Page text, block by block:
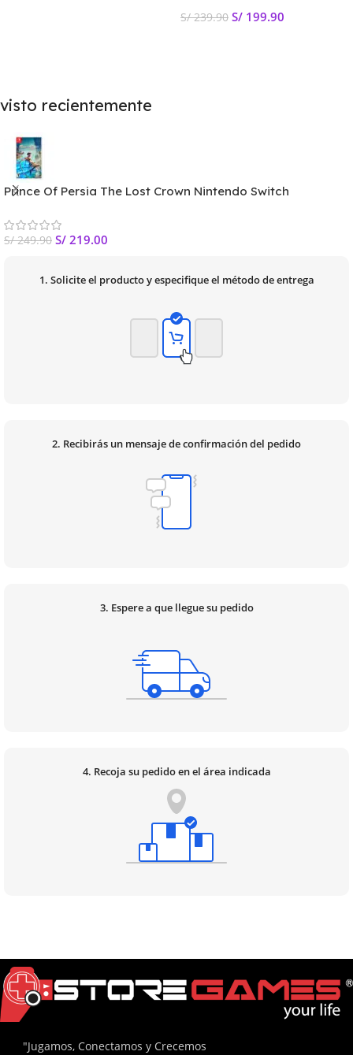
S/239.90 S/ 199.90
visto recientemente
Prince Of Persia The Lost Crown Nintendo Switch
S/249.90 S/ 219.00
1. Solicite el producto y especifique el método de entrega
2. Recibirás un mensaje de confirmación del pedido
3. Espere a que llegue su pedido
4. Recoja su pedido en el área indicada
"Jugamos, Conectamos y Crecemos